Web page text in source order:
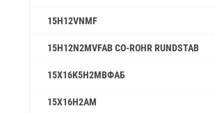
15H12VNMF
15H12N2MVFAB CO-ROHR RUNDSTAB
15Х16К5Н2МВФАБ
15Х16Н2АМ